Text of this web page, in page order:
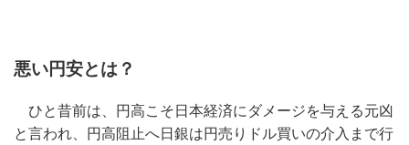
悪い円安とは？
ひと昔前は、円高こそ日本経済にダメージを与える元凶
と言われ、円高阻止へ日銀は円売りドル買いの介入まで行